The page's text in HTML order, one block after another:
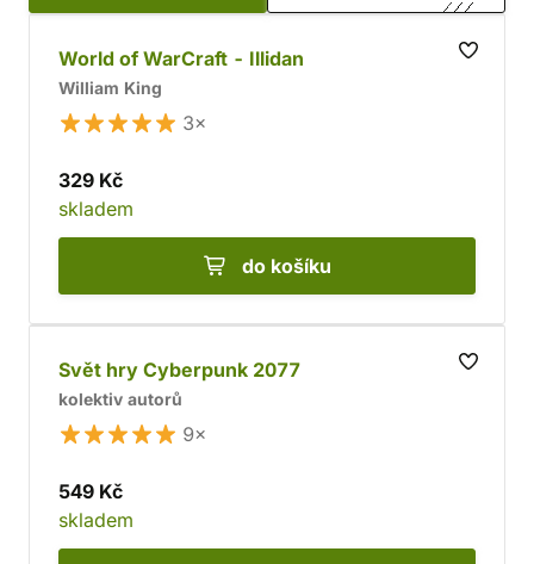
World of WarCraft - Illidan
William King
3×
329 Kč
skladem
do košíku
Svět hry Cyberpunk 2077
kolektiv autorů
9×
549 Kč
skladem